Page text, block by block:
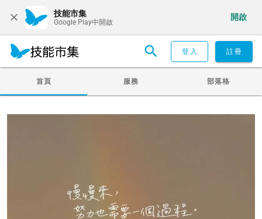
技能市集
Google Play中開啟
開啟
登入 註冊
首頁 服務 部落格